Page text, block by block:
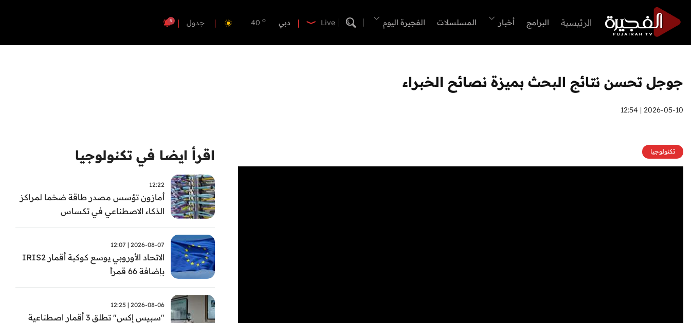
الرئيسية البرامج أخبار المسلسلات الفجيرة اليوم Live دبا الفجيرة o جدول 5
جوجل تحسن نتائج البحث بميزة نصائح الخبراء
2026-05-10 | 12:54
تكنولوجيا اقرأ ايضا في تكنولوجيا
12:22
أمازون تؤسس مصدر طاقة ضخما لمراكز
الذكاء الاصطناعي في تكساس
2026-08-07 | 12:07
الاتحاد الأوروبي يوسع كوكبة أقمار IRIS2
بإضافة 66 قمراً
2026-08-06 | 12:25
"سبيس إكس" تطلق 3 أقمار اصطناعية